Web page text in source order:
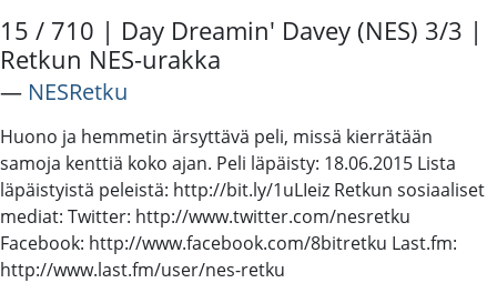
15 / 710 | Day Dreamin' Davey (NES) 3/3 |
Retkun NES-urakka
― NESRetku
Huono ja hemmetin ärsyttävä peli, missä kierrätään
samoja kenttiä koko ajan. Peli läpäisty: 18.06.2015 Lista
läpäistyistä peleistä: http://bit.ly/1uLIeiz Retkun sosiaaliset
mediat: Twitter: http://www.twitter.com/nesretku
Facebook: http://www.facebook.com/8bitretku Last.fm:
http://www.last.fm/user/nes-retku